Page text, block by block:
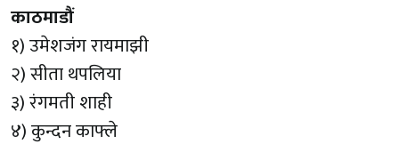
काठमाडौं
१) उमेशजंग रायमाझी
२) सीता थपलिया
३) रंगमती शाही
४) कुन्दन काफ्ले